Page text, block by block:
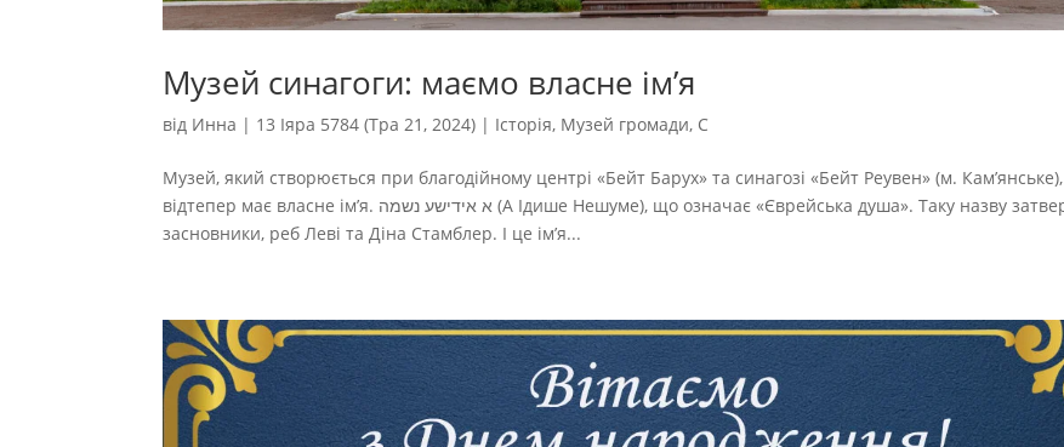
Музей синагоги: маємо власне ім’я
від Инна | 13 Іяра 5784 (Тра 21, 2024) | Історія, Музей громади, С
Музей, який створюється при благодійному центрі «Бейт Барух» та синагозі «Бейт Реувен» (м. Кам’янське),
відтепер має власне ім’я. א אידישע נשמה (А Ідише Нешуме), що означає «Єврейська душа». Таку назву затвердили
засновники, реб Леві та Діна Стамблер. І це ім’я...